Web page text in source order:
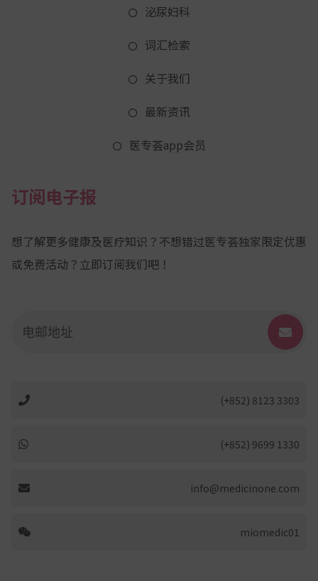
泌尿妇科
词汇检索
关于我们
最新资讯
医专荟app会员
订阅电子报
想了解更多健康及医疗知识？不想错过医专荟独家限定优惠
或免费活动？立即订阅我们吧！
(+852) 8123 3303
(+852) 9699 1330
info@medicinone.com
miomedic01